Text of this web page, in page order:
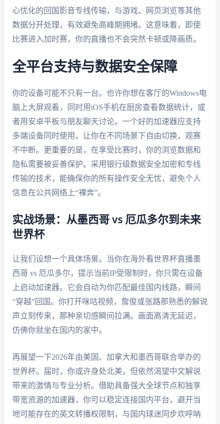
心优化的回国影音专线传输，与游戏、网页浏览等其他
数据分开处理，有效避免高峰期拥堵。这意味着，即使
比赛进入加时赛，你的直播也不会突然卡顿或降画质。
全平台支持与数据安全保障
你的设备可能不只有一台。也许你想在客厅的Windows电
脑上大屏观看，同时用iOS手机在厨房查看数据统计，或
者用安卓平板与朋友聊天讨论。一个好的加速器应支持
多端设备同时使用，让你在不同场景下自由切换，观赛
不中断。更重要的是，在享受比赛时，你的浏览数据和
隐私需要被妥善保护。采用银行级数据安全加密和专线
传输的技术，能确保你的所有操作安全无忧，避免个人
信息在公共网络上“裸奔”。
实战场景：从墨西哥 vs 厄瓜多尔到未来
世界杯
让我们设想一个具体场景。当你在海外看世界杯直播墨
西哥 vs 厄瓜多尔，提示当前IP受限制时，你只需在设备
上启动加速器。它会自动为你匹配最佳国内线路，瞬间
“穿越”回国。你打开咪咕视频，詹俊或张路那熟悉的解说
声立刻传来，那种亲切感瞬间拉满。画面高清无延迟，
仿佛你就坐在国内的家中。
再展望一下2026年由美国、加拿大和墨西哥联合举办的
世界杯。届时，你或许身处北美，但依然渴望中文解说
带来的激情与专业分析。借助具备强大全球节点和独享
带宽资源的加速器，你可以稳定连接国内平台，避开当
地可能存在的英文转播权限制，与国内球迷同步欢呼呐